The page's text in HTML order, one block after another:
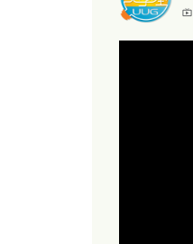
live_tv